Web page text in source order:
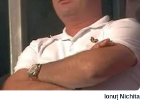
Ionuț Nichita